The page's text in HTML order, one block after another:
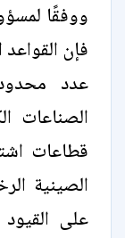
ووفقًا
فإن
عدد
الصناعات
قطاعات
الصينية
على